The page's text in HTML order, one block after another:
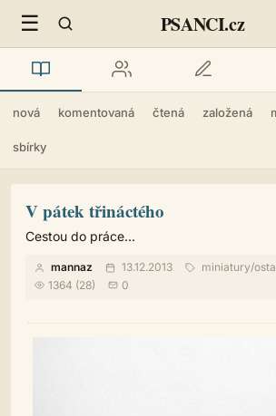
☰ PSANCI.cz
nová komentovaná čtená založená
sbírky
V pátek třináctého
Cestou do práce...
mannaz 13.12.2013 miniatury/
1364 (28)
0